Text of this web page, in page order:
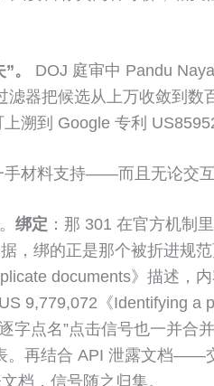
。
DOJ 庭审中 Pandu
器把候选从上万收敛到
上溯到 Google 专利
材料支持——而且无论交
绑定 ：那 301 在官方机制里
，绑的正是那个被折进规
documents》描述，
9,779,072《Identifying a
点名”点击信号也一并合
。再结合 API 泄露文档——
档，信号随之归集。